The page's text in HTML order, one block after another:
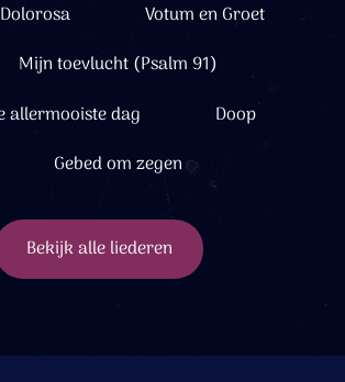
Votum en Groet
Mijn toevlucht (Psalm 91)
allermooiste dag
Doop
Gebed om zegen
Bekijk alle liederen